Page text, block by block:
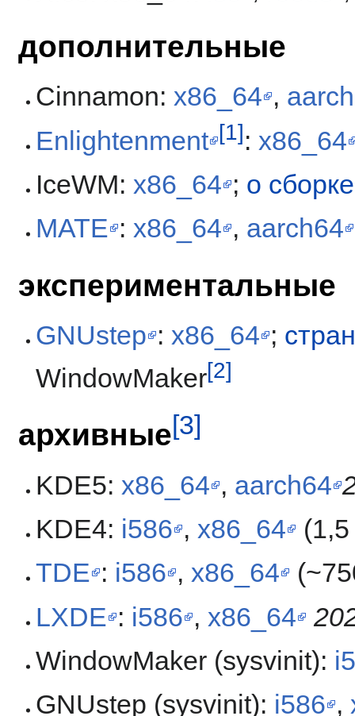
дополнительные
Cinnamon: x86_64 ,
Enlightenment [1]: x86_64
IceWM: x86_64 ; о сборке
MATE : x86_64 , aarch64
экспериментальные
GNUstep : x86_64 ;
WindowMaker[2]
архивные[3]
KDE5: x86_64 , aarch64
KDE4: i586 , x86_64
TDE : i586 , x86_64
LXDE : i586 , x86_64
WindowMaker (sysvinit):
GNUstep (sysvinit): i586 ,